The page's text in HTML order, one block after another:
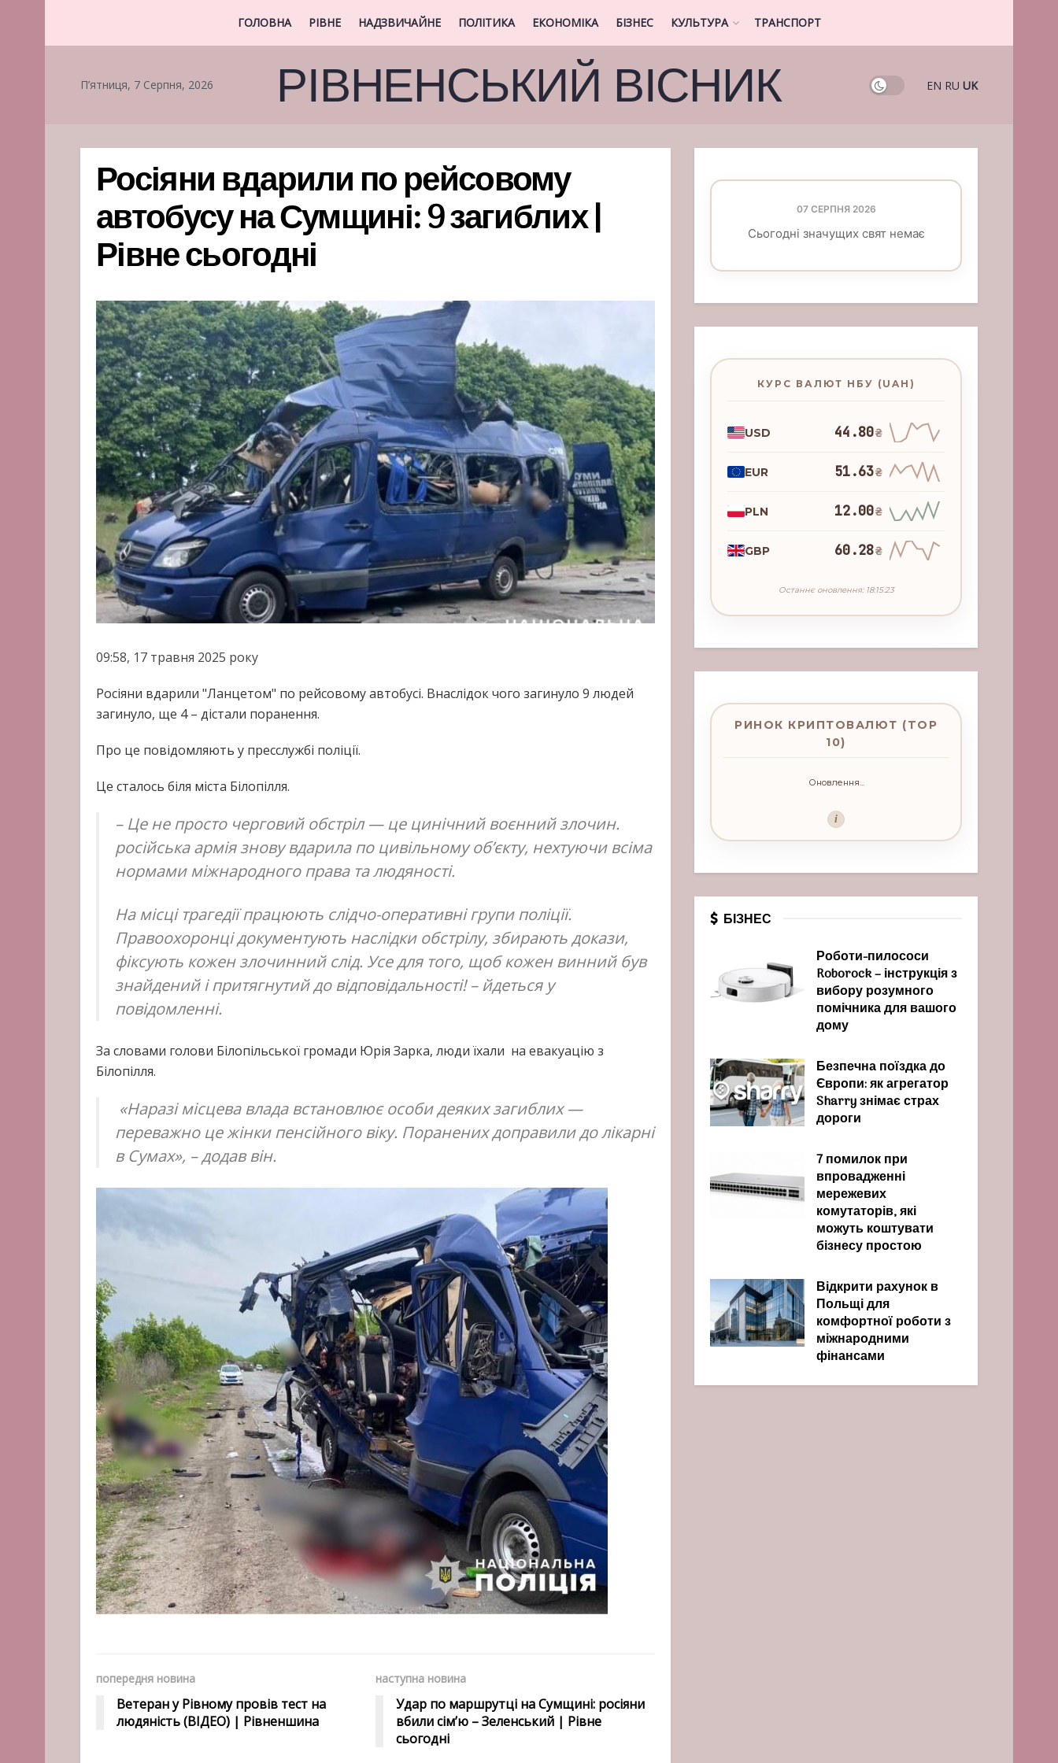
ГОЛОВНА РІВНЕ НАДЗВИЧАЙНЕ ПОЛІТИКА ЕКОНОМІКА БІЗНЕС КУЛЬТУРА ТРАНСПОРТ
П’ятниця, 7 Серпня, 2026 РІВНЕНСЬКИЙ ВІСНИК EN RU UK
Росіяни вдарили по рейсовому
автобусу на Сумщині: 9 загиблих |
Рівне сьогодні
09:58, 17 травня 2025 року
Росіяни вдарили "Ланцетом" по рейсовому автобусі. Внаслідок чого загинуло 9 людей
загинуло, ще 4 – дістали поранення.
Про це повідомляють у пресслужбі поліції.
Це сталось біля міста Білопілля.
– Це не просто черговий обстріл — це цинічний воєнний злочин.
російська армія знову вдарила по цивільному об’єкту, нехтуючи всіма
нормами міжнародного права та людяності.
На місці трагедії працюють слідчо-оперативні групи поліції.
Правоохоронці документують наслідки обстрілу, збирають докази,
фіксують кожен злочинний слід. Усе для того, щоб кожен винний був
знайдений і притягнутий до відповідальності! – йдеться у
повідомленні.
За словами голови Білопільської громади Юрія Зарка, люди їхали на евакуацію з
Білопілля.
«Наразі місцева влада встановлює особи деяких загиблих —
переважно це жінки пенсійного віку. Поранених доправили до лікарні
в Сумах», – додав він.
попередня новина
Ветеран у Рівному провів тест на
людяність (ВІДЕО) | Рівненшина
наступна новина
Удар по маршрутці на Сумщині: росіяни
вбили сім’ю – Зеленський | Рівне
сьогодні
07 СЕРПНЯ 2026
Сьогодні значущих свят немає
КУРС ВАЛЮТ НБУ (UAH)
USD 44.80₴
EUR 51.63₴
PLN 12.00₴
GBP 60.28₴
Останнє оновлення: 18:15:23
РИНОК КРИПТОВАЛЮТ (TOP
10)
Оновлення...
i
БІЗНЕС
Роботи-пилососи
Roborock – інструкція з
вибору розумного
помічника для вашого
дому
Безпечна поїздка до
Європи: як агрегатор
Sharry знімає страх
дороги
7 помилок при
впровадженні
мережевих
комутаторів, які
можуть коштувати
бізнесу простою
Відкрити рахунок в
Польщі для
комфортної роботи з
міжнародними
фінансами